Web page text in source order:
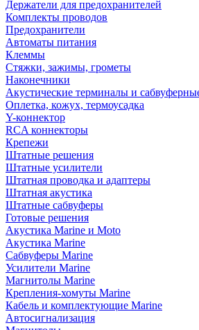
Держатели для предохранителей
Комплекты проводов
Предохранители
Автоматы питания
Клеммы
Стяжки, зажимы, грометы
Наконечники
Акустические терминалы и
Оплетка, кожух, термоусадка
Y-коннектор
RCA коннекторы
Крепежи
Штатные решения
Штатные усилители
Штатная проводка и адаптеры
Штатная акустика
Штатные сабвуферы
Готовые решения
Акустика Marine и Moto
Акустика Marine
Сабвуферы Marine
Усилители Marine
Магнитолы Marine
Крепления-хомуты Marine
Кабель и комплектующие Marine
Автосигнализация